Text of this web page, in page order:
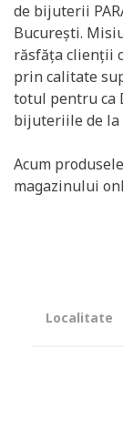
de bijuterii
București.
răsfăța clienții
prin calitate
totul pentru ca
bijuteriile de la
Acum
magazinului
Localitate